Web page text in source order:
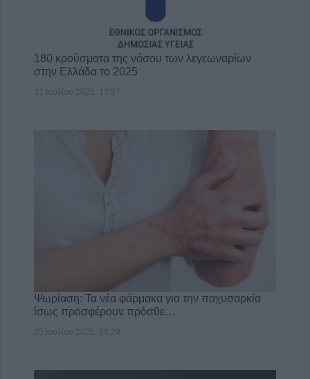
180 κρούσματα της νόσου των λεγεωναρίων
στην Ελλάδα το 2025
31 Ιουλίου 2026, 17:37
Ψωρίαση: Τα νέα φάρμακα για την παχυσαρκία
ίσως προσφέρουν πρόσθε…
25 Ιουλίου 2026, 08:29